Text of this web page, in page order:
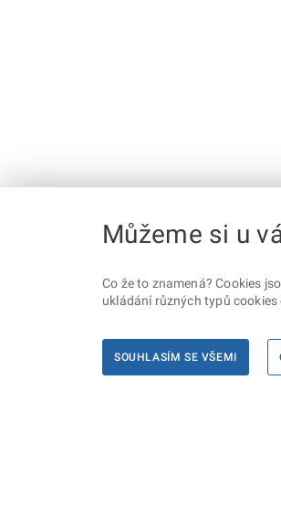
Můžeme si u
Co že to znamená? Cookies
ukládání různých typů cookies
SOUHLASÍM SE VŠEMI